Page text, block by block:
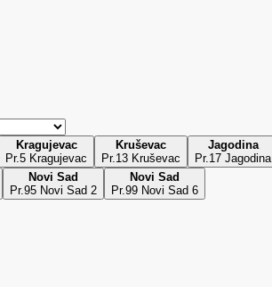
Kragujevac
Pr.5 Kragujevac
Kruševac
Pr.13 Kruševac
Jagodina
Pr.17 Jagodina
Novi Sad
Pr.95 Novi Sad 2
Novi Sad
Pr.99 Novi Sad 6